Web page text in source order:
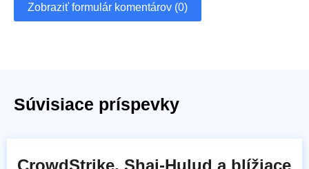
Zobraziť formulár komentárov (0)
Súvisiace príspevky
CrowdStrike, Shai-Hulud a blížiace